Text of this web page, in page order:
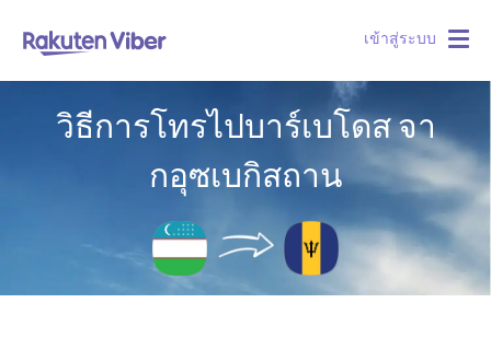
เข้าสู่ระบบ
วิธีการโทรไปบาร์เบโดส จา
กอุซเบกิสถาน